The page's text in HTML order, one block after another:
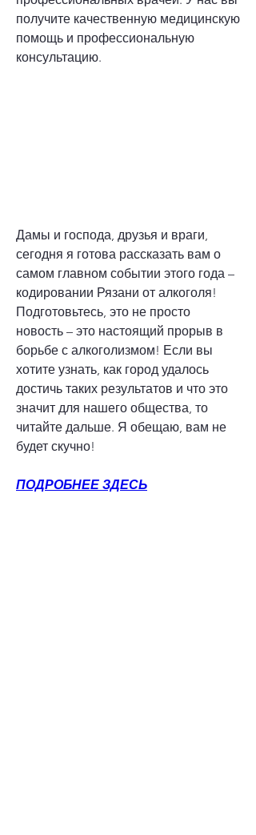
получите качественную медицинскую
помощь и профессиональную
консультацию.
Дамы и господа, друзья и враги,
сегодня я готова рассказать вам о
самом главном событии этого года –
кодировании Рязани от алкоголя!
Подготовьтесь, это не просто
новость – это настоящий прорыв в
борьбе с алкоголизмом! Если вы
хотите узнать, как город удалось
достичь таких результатов и что это
значит для нашего общества, то
читайте дальше. Я обещаю, вам не
будет скучно!
ПОДРОБНЕЕ ЗДЕСЬ